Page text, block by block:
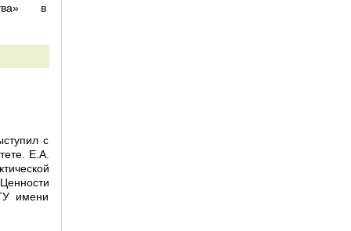
в
с
Е.А.
имени